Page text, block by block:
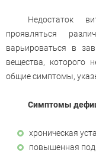
Недостаток
проявляться
варьироваться в
вещества, которого
общие симптомы,
Симптомы
хроническая
повышенная